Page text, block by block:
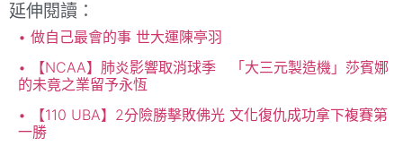
延伸閱讀：
做自己最會的事 世大運陳亭羽
【NCAA】肺炎影響取消球季 「大三元製造機」莎賓娜
的未竟之業留予永恆
【110 UBA】2分險勝擊敗佛光 文化復仇成功拿下複賽第
一勝